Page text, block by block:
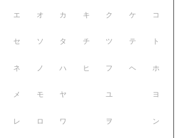
エ オ
セ ソ
ネ ノ
メ モ
レ ロ
カ キ ク ケ コ
タ チ ツ テ ト
ハ ヒ フ ヘ ホ
ヤ ユ ヨ
ワ ヲ ン